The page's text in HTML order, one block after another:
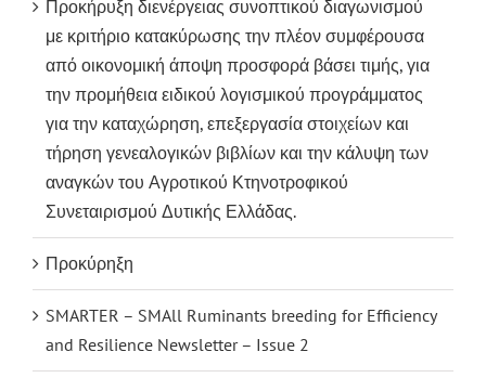
Προκήρυξη διενέργειας συνοπτικού διαγωνισμού
με κριτήριο κατακύρωσης την πλέον συμφέρουσα
από οικονομική άποψη προσφορά βάσει τιμής, για
την προμήθεια ειδικού λογισμικού προγράμματος
για την καταχώρηση, επεξεργασία στοιχείων και
τήρηση γενεαλογικών βιβλίων και την κάλυψη των
αναγκών του Αγροτικού Κτηνοτροφικού
Συνεταιρισμού Δυτικής Ελλάδας.
Προκύρηξη
SMARTER – SMAll Ruminants breeding for Efficiency
and Resilience Newsletter – Issue 2